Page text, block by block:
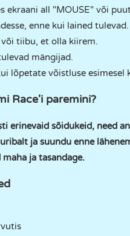
ekraani all "MOUSE" või
enne kui lained tulevad.
tiibu, et olla kiirem.
mängijad.
lõpetate võistluse esimesel
Race'i paremini?
erinevaid sõidukeid, need
ja suundu enne
ja tasandage.